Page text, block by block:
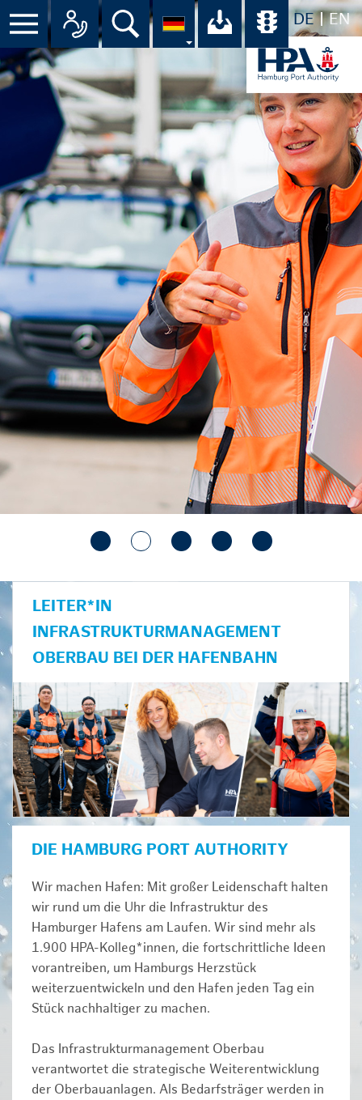
DE EN
Suche Ihr Download-
LEITER*IN
INFRASTRUKTURMANAGEMENT
OBERBAU BEI DER HAFENBAHN
DIE HAMBURG PORT AUTHORITY
Wir machen Hafen: Mit großer Leidenschaft halten
wir rund um die Uhr die Infrastruktur des
Hamburger Hafens am Laufen. Wir sind mehr als
1.900 HPA-Kolleg*innen, die fortschrittliche Ideen
vorantreiben, um Hamburgs Herzstück
weiterzuentwickeln und den Hafen jeden Tag ein
Stück nachhaltiger zu machen.
Das Infrastrukturmanagement Oberbau
verantwortet die strategische Weiterentwicklung
der Oberbauanlagen. Als Bedarfsträger werden in